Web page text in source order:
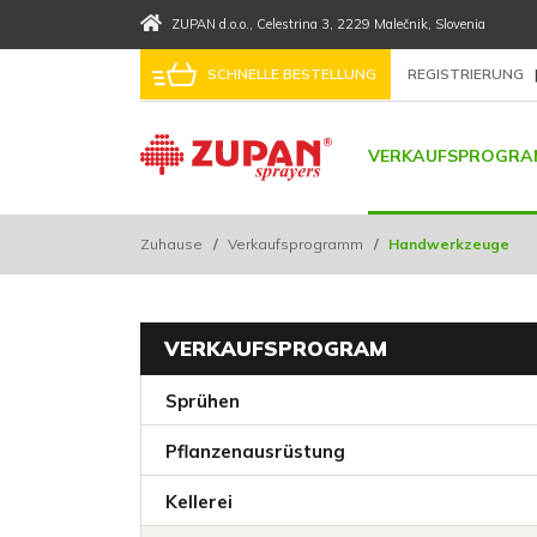
ZUPAN d.o.o., Celestrina 3, 2229 Malečnik, Slovenia
SCHNELLE BESTELLUNG REGISTRIERUNG |
Zuhause / Verkaufsprogramm / Handwerkzeuge
VERKAUFSPROGRAM
Sprühen
Pflanzenausrüstung
Kellerei